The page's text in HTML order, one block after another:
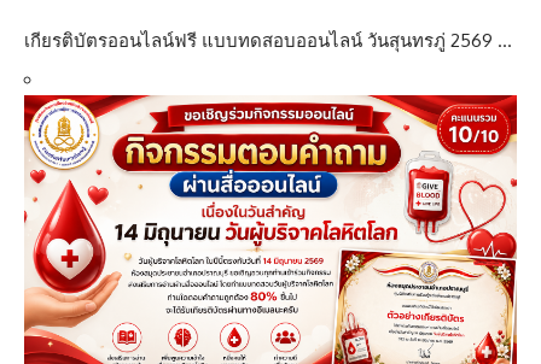
เกียรติบัตรออนไลน์ฟรี แบบทดสอบออนไลน์ วันสุนทรภู่ 2569 …